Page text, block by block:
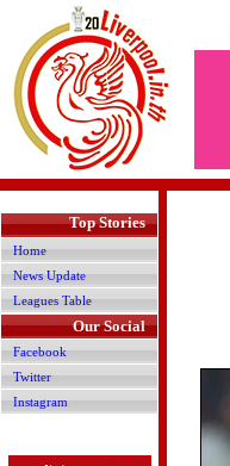
Top Stories
Home
News Update
Leagues Table
Our Social
Facebook
Twitter
Instagram